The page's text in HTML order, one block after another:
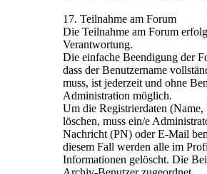
17. Teilnahme am Forum
Die Teilnahme am Forum
Verantwortung.
Die einfache Beendigung der
dass der Benutzername
muss, ist jederzeit und ohne
Administration möglich.
Um die Registrierdaten
löschen, muss ein/e
Nachricht (PN) oder E-Mail
diesem Fall werden alle im
Informationen gelöscht. Die